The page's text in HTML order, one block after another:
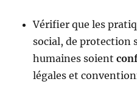
Vérifier que les
social, de protection
humaines soient
légales et